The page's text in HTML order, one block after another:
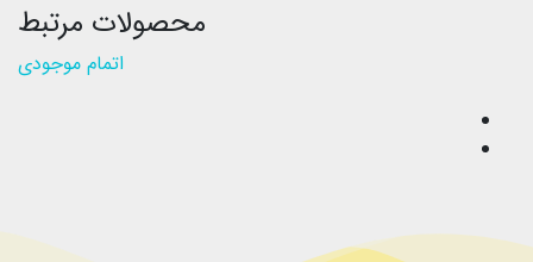
محصولات مرتبط
اتمام موجودی